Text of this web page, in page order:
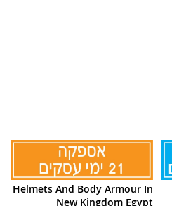
Helmets And Body Armour In
New Kingdom Egypt